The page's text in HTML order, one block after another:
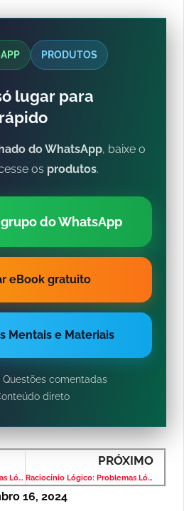
PRODUTOS
lugar para
do WhatsApp, baixe o
os produtos.
do WhatsApp
eBook gratuito
Mentais e Materiais
Questões comentadas
direto
Raciocínio Lógico: Problemas Lógicos – Banca VUNESP – Nível Médio
PRÓXIMO
Raciocínio Lógico: Problemas Lógicos – Banca VUNESP – Nível Médio
16, 2024